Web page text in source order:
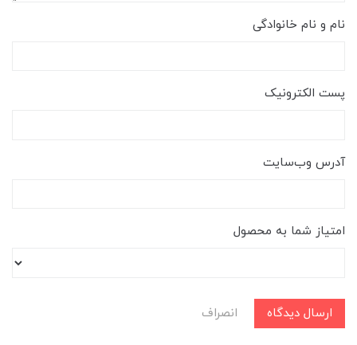
نام و نام خانوادگی
پست الکترونیک
آدرس وب‌سایت
امتیاز شما به محصول
ارسال دیدگاه انصراف